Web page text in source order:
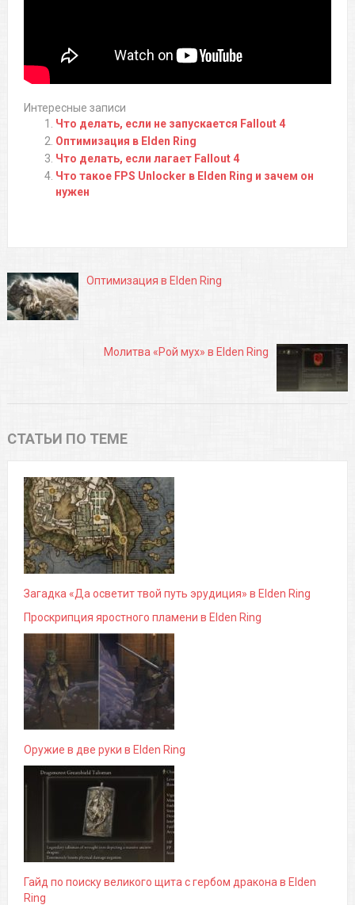
Интересные записи
Что делать, если не запускается Fallout 4
Оптимизация в Elden Ring
Что делать, если лагает Fallout 4
Что такое FPS Unlocker в Elden Ring и зачем он
нужен
Оптимизация в Elden Ring
Молитва «Рой мух» в Elden Ring
СТАТЬИ ПО ТЕМЕ
Загадка «Да осветит твой путь эрудиция» в Elden Ring
Проскрипция яростного пламени в Elden Ring
Оружие в две руки в Elden Ring
Гайд по поиску великого щита с гербом дракона в Elden
Ring